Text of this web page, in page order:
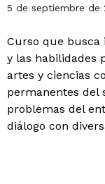
5 de septiembre de
Curso que busca
y las habilidades
artes y ciencias
permanentes del
problemas del
diálogo con